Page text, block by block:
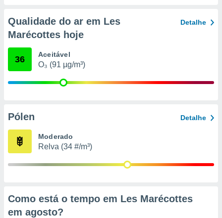
de
1199
Qualidade do ar em Les
Marécottes hoje
Detalhe
36 Aceitável
O₃ (91 µg/m³)
Pólen Detalhe
Moderado
Relva (34 #/m³)
Como está o tempo em Les Marécottes
em agosto?